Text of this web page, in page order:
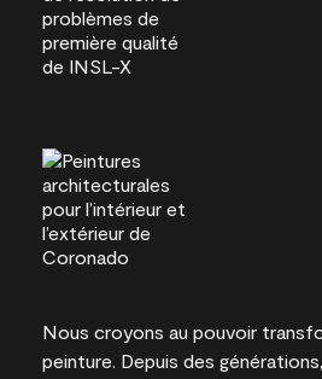
Nous croyons au pouvoir
peinture. Depuis des